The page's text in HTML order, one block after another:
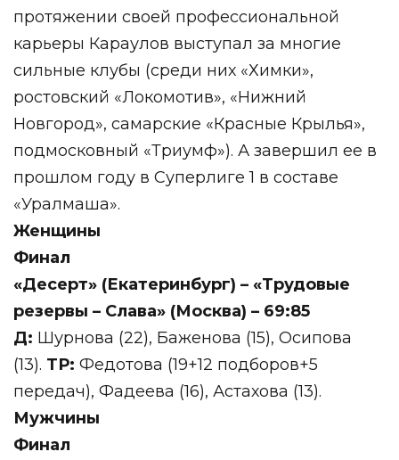
протяжении своей профессиональной
карьеры Караулов выступал за многие
сильные клубы (среди них «Химки»,
ростовский «Локомотив», «Нижний
Новгород», самарские «Красные Крылья»,
подмосковный «Триумф»). А завершил ее в
прошлом году в Суперлиге 1 в составе
«Уралмаша».
Женщины
Финал
«Десерт» (Екатеринбург) – «Трудовые
резервы – Слава» (Москва) – 69:85
Д: Шурнова (22), Баженова (15), Осипова
(13). ТР: Федотова (19+12 подборов+5
передач), Фадеева (16), Астахова (13).
Мужчины
Финал